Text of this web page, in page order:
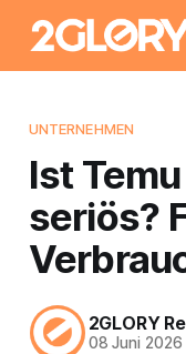
UNTERNEHMEN
Ist
seriös?
2GLORY
08 Juni 2026